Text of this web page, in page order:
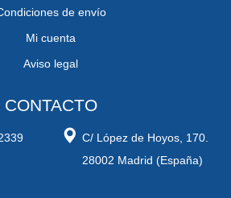
de envío
Mi cuenta
Aviso legal
CONTACTO
C/ López de Hoyos, 170.
28002 Madrid (España)